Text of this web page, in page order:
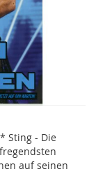
Sting - Die
auf seinen